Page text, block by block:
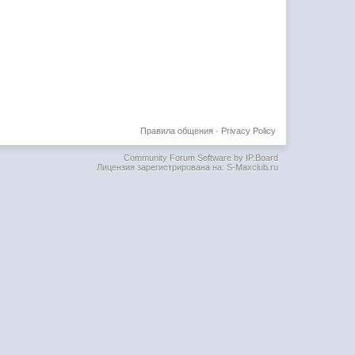
Privacy Policy
Правила общения·
Community Forum Software by IP.Board
Лицензия зарегистрирована на: S-Maxclub.ru